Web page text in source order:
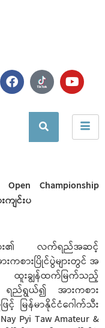
Championship
ျင်းပ
များ၏ လက်ရည်အဆင့်
စားပြိုင်ပွဲများတွင် အ
ထူးချွန်ထက်မြက်သည့်
န် ရည်ရွယ်၍ အားကစား
င့် မြန်မာနိုင်ငံဂေါက်သီး
Pyi Taw Amateur &